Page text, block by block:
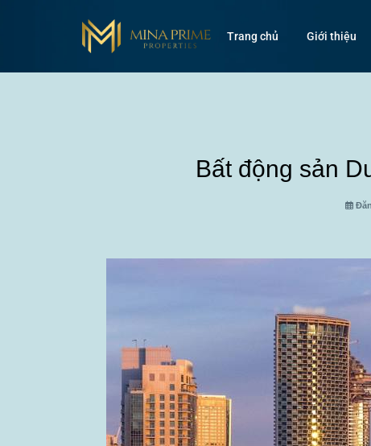
Trang chủ Giới thiệu
Bất động sản